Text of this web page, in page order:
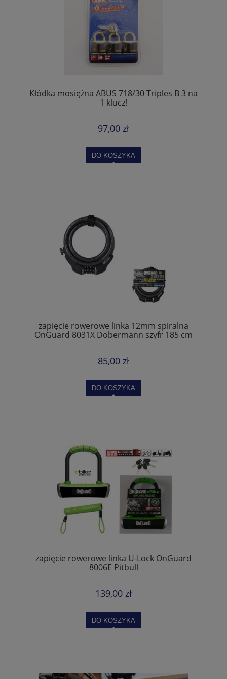
Kłódka mosiężna ABUS 718/30 Triples B 3 na
1 klucz!
97,00 zł
DO KOSZYKA
zapięcie rowerowe linka 12mm spiralna
OnGuard 8031X Dobermann szyfr 185 cm
85,00 zł
DO KOSZYKA
zapięcie rowerowe linka U-Lock OnGuard
8006E Pitbull
139,00 zł
DO KOSZYKA